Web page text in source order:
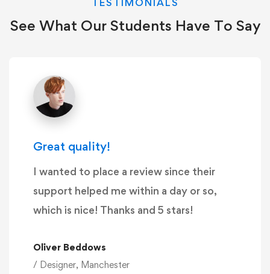
TESTIMONIALS
See What Our Students Have To Say
Great quality!
I wanted to place a review since their
support helped me within a day or so,
which is nice! Thanks and 5 stars!
Oliver Beddows
/ Designer, Manchester